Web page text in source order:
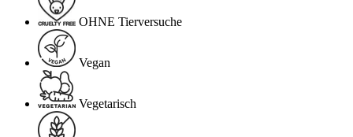
OHNE Tierversuche
Vegan
Vegetarisch